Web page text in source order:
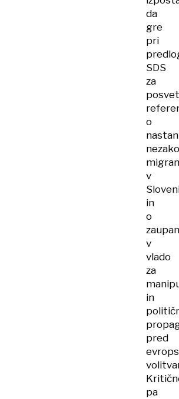
da
gre
pri
SDS
za
o
v
in
o
v
vlado
za
in
pred
pa